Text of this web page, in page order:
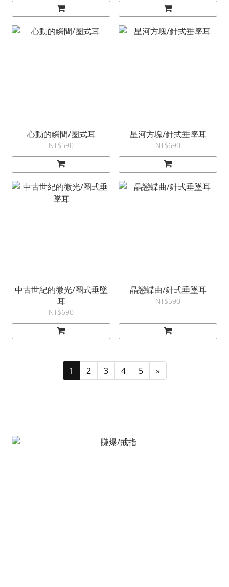
心動的瞬間/圈式耳
NT$590
星河方塊/針式垂墜耳
NT$690
中古世紀的微光/圈式垂墜
耳
NT$690
晶戀蝶曲/針式垂墜耳
NT$590
1 2 3 4 5 »